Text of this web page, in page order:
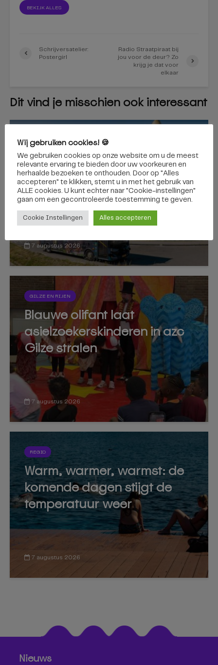
BEKIJK ALLES
Schrijversatelier:
Postergirl
Radio Straatpiraat bij
jou voor de deur? Zo
krijg je dat voor
elkaar
Dit vind je misschien ook interessant
REGIO
Via een zelfrijdende bus
naar de Efteling? Binnenkort
kan het
7 augustus 2026
GILZE EN RIJEN
Blauwe olifant laat
asielzoekerskinderen in azc
Gilze stralen
7 augustus 2026
REGIO
Warm, warmer, warmst: de
komende dagen stijgt de
temperatuur weer
7 augustus 2026
Nieuws
Wij gebruiken cookies! 🍪
We gebruiken cookies op onze website om u de meest
relevante ervaring te bieden door uw voorkeuren en
herhaalde bezoeken te onthouden. Door op "Alles
accepteren" te klikken, stemt u in met het gebruik van
ALLE cookies. U kunt echter naar "Cookie-instellingen"
gaan om een ​​gecontroleerde toestemming te geven.
Cookie Instellingen Alles accepteren